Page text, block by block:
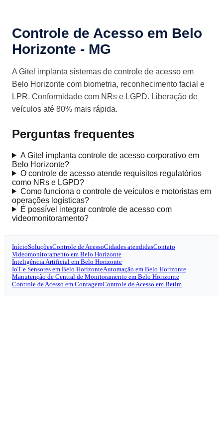
Controle de Acesso em Belo
Horizonte - MG
A Gitel implanta sistemas de controle de acesso em
Belo Horizonte com biometria, reconhecimento facial e
LPR. Conformidade com NRs e LGPD. Liberação de
veículos até 80% mais rápida.
Perguntas frequentes
A Gitel implanta controle de acesso corporativo em
Belo Horizonte?
O controle de acesso atende requisitos regulatórios
como NRs e LGPD?
Como funciona o controle de veículos e motoristas em
operações logísticas?
É possível integrar controle de acesso com
videomonitoramento?
InícioSoluçõesControle de AcessoCidades atendidasContato
Videomonitoramento em Belo Horizonte
Inteligência Artificial em Belo Horizonte
IoT e Sensores em Belo HorizonteAutomação em Belo Horizonte
Manutenção de Central de Monitoramento em Belo Horizonte
Controle de Acesso em ContagemControle de Acesso em Betim